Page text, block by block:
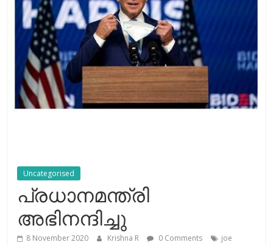
Uncategorised
പ്രധാനമന്ത്രി
അഭിനന്ദിച്ചു
8 November 2020 Krishna R 0 Comments
joe